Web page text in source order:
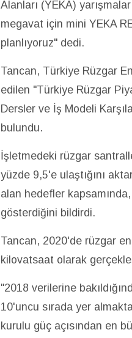
Alanları (YEKA)
megavat için mini YEKA
planlıyoruz" dedi.
Tancan, Türkiye Rüzgar
edilen "Türkiye Rüzgar
Dersler ve İş Modeli
bulundu.
İşletmedeki rüzgar
yüzde 9,5'e ulaştığını
alan hedefler
gösterdiğini bildirdi.
Tancan, 2020'de rüzgar
kilovatsaat olarak
"2018 verilerine
10'uncu sırada yer
kurulu güç açısından en